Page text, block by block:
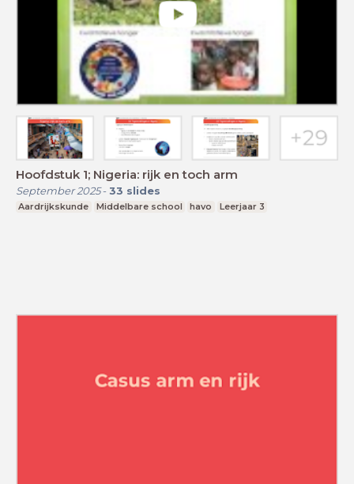
Hoofdstuk 1; Nigeria: rijk en toch arm
September 2025- 33 slides
Aardrijkskunde Middelbare school havo Leerjaar 3